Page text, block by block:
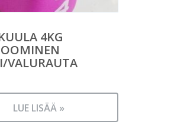
4KG
VALURAUTA
LUE LISÄÄ »